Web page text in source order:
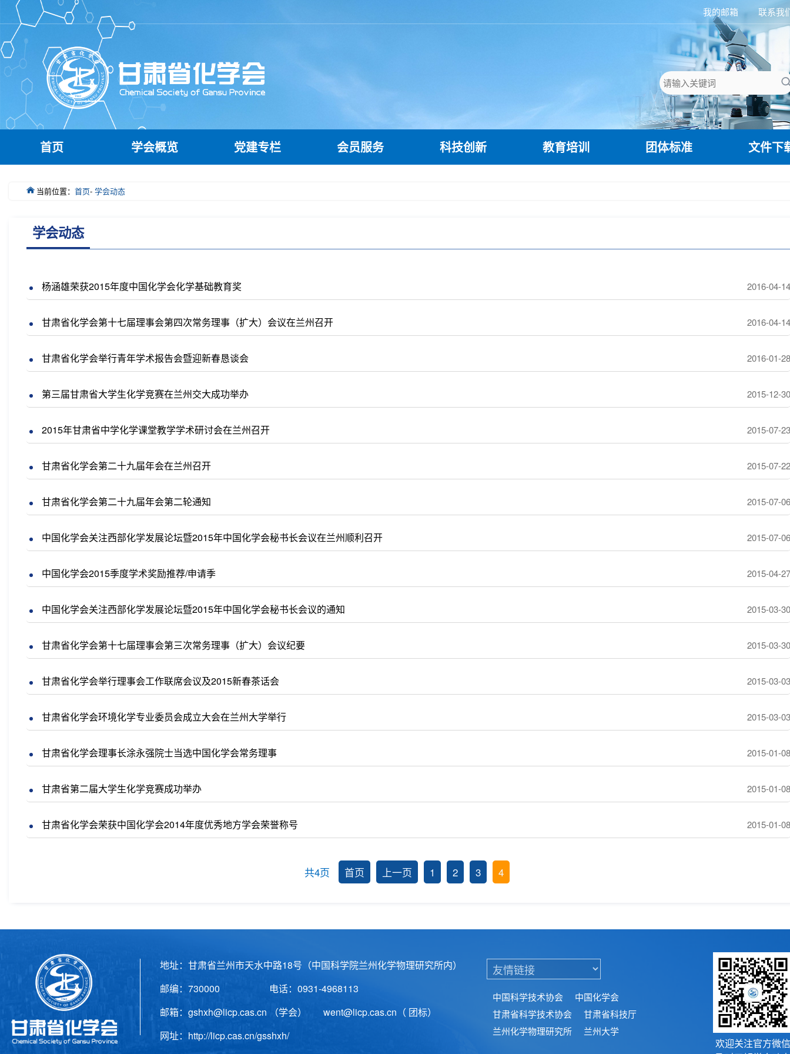
联系我
我的邮箱
首页 学会概览 党建专栏 会员服务 科技创新 教育培训 团体标准 文件下
当前位置： 首页- 学会动态
学会动态
杨涵雄荣获2015年度中国化学会化学基础教育奖 2016-04-14
甘肃省化学会第十七届理事会第四次常务理事（扩大）会议在兰州召开 2016-04-14
甘肃省化学会举行青年学术报告会暨迎新春恳谈会 2016-01-28
第三届甘肃省大学生化学竞赛在兰州交大成功举办 2015-12-30
2015年甘肃省中学化学课堂教学学术研讨会在兰州召开 2015-07-23
甘肃省化学会第二十九届年会在兰州召开 2015-07-22
甘肃省化学会第二十九届年会第二轮通知 2015-07-06
中国化学会关注西部化学发展论坛暨2015年中国化学会秘书长会议在兰州顺利召开 2015-07-06
中国化学会2015季度学术奖励推荐/申请季 2015-04-27
中国化学会关注西部化学发展论坛暨2015年中国化学会秘书长会议的通知 2015-03-30
甘肃省化学会第十七届理事会第三次常务理事（扩大）会议纪要 2015-03-30
甘肃省化学会举行理事会工作联席会议及2015新春茶话会 2015-03-03
甘肃省化学会环境化学专业委员会成立大会在兰州大学举行 2015-03-03
甘肃省化学会理事长涂永强院士当选中国化学会常务理事 2015-01-08
甘肃省第二届大学生化学竞赛成功举办 2015-01-08
甘肃省化学会荣获中国化学会2014年度优秀地方学会荣誉称号 2015-01-08
共4页 首页 上一页 1 2 3 4
地址：甘肃省兰州市天水中路18号（中国科学院兰州化学物理研究所内）
邮编：730000 电话：0931-4968113
邮箱：gshxh@licp.cas.cn （学会） went@licp.cas.cn（ 团标）
网址：http://licp.cas.cn/gsshxh/
中国科学技术协会
中国化学会
甘肃省科学技术协会
甘肃省科技厅
兰州化学物理研究所
兰州大学
欢迎关注官方微信